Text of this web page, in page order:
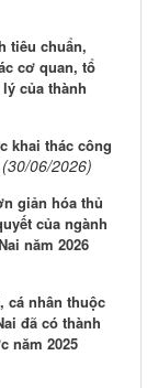
tiêu chuẩn,
cơ quan, tổ
của thành
khai thác công
(30/06/2026)
giản hóa thủ
của ngành
năm 2026
cá nhân thuộc
đã có thành
năm 2025